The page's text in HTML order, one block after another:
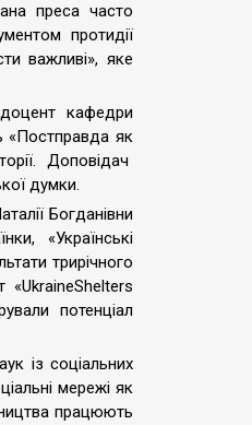
преса часто
протидії
важливі», яке
кафедри
«Постправда як
Доповідач
думки.
Богданівни
«Українські
трирічного
потенціал
із соціальних
мережі як
працюють